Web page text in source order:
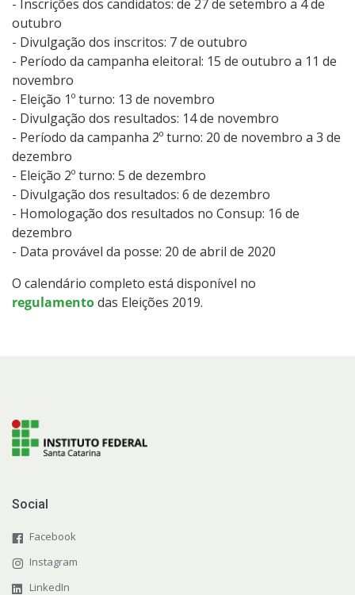
- Inscrições dos candidatos: de 27 de setembro a 4 de
outubro
- Divulgação dos inscritos: 7 de outubro
- Período da campanha eleitoral: 15 de outubro a 11 de
novembro
- Eleição 1º turno: 13 de novembro
- Divulgação dos resultados: 14 de novembro
- Período da campanha 2º turno: 20 de novembro a 3 de
dezembro
- Eleição 2º turno: 5 de dezembro
- Divulgação dos resultados: 6 de dezembro
- Homologação dos resultados no Consup: 16 de
dezembro
- Data provável da posse: 20 de abril de 2020
O calendário completo está disponível no
regulamentodas Eleições 2019.
Social
Facebook
Instagram
LinkedIn